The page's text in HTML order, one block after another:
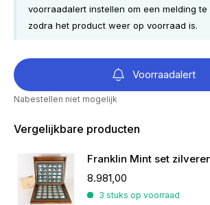
voorraadalert instellen om een melding te
zodra het product weer op voorraad is.
Voorraadalert
Nabestellen niet mogelijk
Vergelijkbare producten
8.981,00
3 stuks op voorraad